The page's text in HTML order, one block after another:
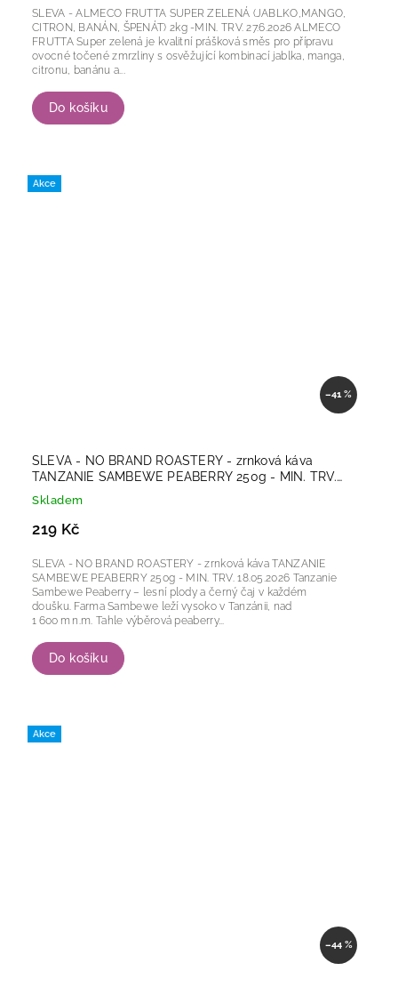
Do košíku
SLEVA - ALMECO FRUTTA SUPER ZELENÁ (JABLKO,MANGO,
CITRON, BANÁN, ŠPENÁT) 2kg -MIN. TRV. 27.6.2026 ALMECO
FRUTTA Super zelená je kvalitní prášková směs pro přípravu
ovocné točené zmrzliny s osvěžující kombinací jablka, manga,
citronu, banánu a...
Akce
–41 %
SLEVA - NO BRAND ROASTERY - zrnková káva
TANZANIE SAMBEWE PEABERRY 250g - MIN. TRV.
18.05.2026
Skladem
219 Kč
Do košíku
SLEVA - NO BRAND ROASTERY - zrnková káva TANZANIE
SAMBEWE PEABERRY 250g - MIN. TRV. 18.05.2026 Tanzanie
Sambewe Peaberry – lesní plody a černý čaj v každém
doušku. Farma Sambewe leží vysoko v Tanzánii, nad
1 600 m n.m. Tahle výběrová peaberry...
Akce
–44 %